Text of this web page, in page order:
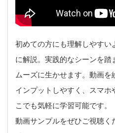
初めての方にも理解しやすい
に解説。実践的なシーンを踏
ムーズに生かせます。動画を
インプットしやすく、スマ
こでも気軽に学習可能です。
動画サンプルをぜひご視聴く